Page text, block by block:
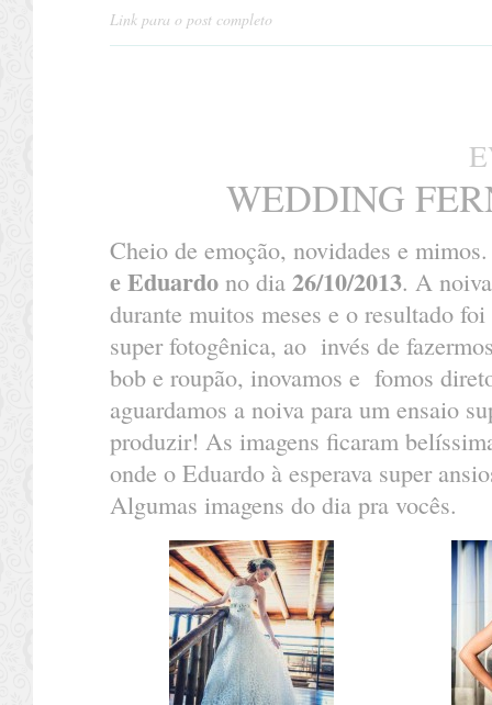
Link para o post completo
WEDDING
Cheio de emoção, novidades e
e Eduardo no dia 26/10/2013. A
durante muitos meses e o resultado
super fotogênica, ao invés de
bob e roupão, inovamos e fomos
aguardamos a noiva para um ensaio
produzir! As imagens ficaram
onde o Eduardo à esperava super
Algumas imagens do dia pra vocês.